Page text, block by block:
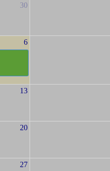
30
6
13
20
27